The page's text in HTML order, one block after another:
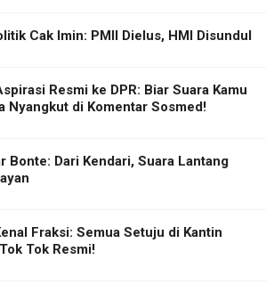
Cak Imin: PMII Dielus, HMI Disundul
Resmi ke DPR: Biar Suara Kamu
Nyangkut di Komentar Sosmed!
Bonte: Dari Kendari, Suara Lantang
Fraksi: Semua Setuju di Kantin
Tok Resmi!